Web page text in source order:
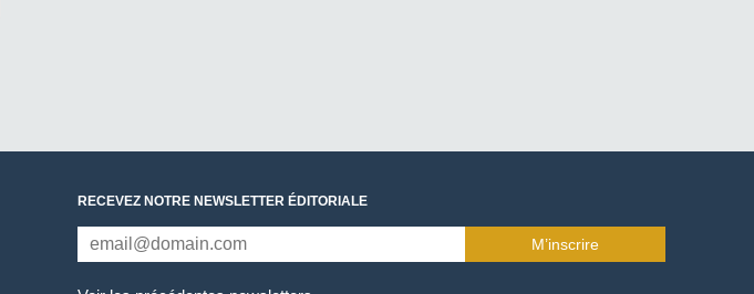
RECEVEZ NOTRE NEWSLETTER ÉDITORIALE
M’inscrire